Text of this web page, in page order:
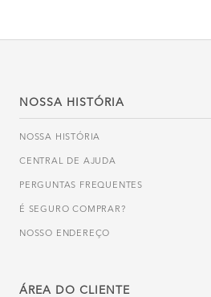
NOSSA HISTÓRIA
NOSSA HISTÓRIA
CENTRAL DE AJUDA
PERGUNTAS FREQUENTES
É SEGURO COMPRAR?
NOSSO ENDEREÇO
ÁREA DO CLIENTE